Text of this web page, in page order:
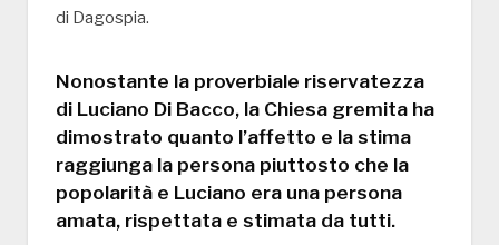
di Dagospia.
Nonostante la proverbiale riservatezza
di Luciano Di Bacco, la Chiesa gremita ha
dimostrato quanto l’affetto e la stima
raggiunga la persona piuttosto che la
popolarità e Luciano era una persona
amata, rispettata e stimata da tutti.